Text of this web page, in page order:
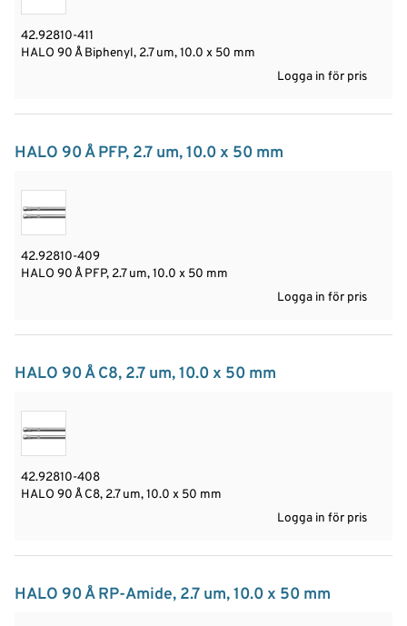
42.92810-411
HALO 90 Å Biphenyl, 2.7 um, 10.0 x 50 mm
Logga in för pris
HALO 90 Å PFP, 2.7 um, 10.0 x 50 mm
42.92810-409
HALO 90 Å PFP, 2.7 um, 10.0 x 50 mm
Logga in för pris
HALO 90 Å C8, 2.7 um, 10.0 x 50 mm
42.92810-408
HALO 90 Å C8, 2.7 um, 10.0 x 50 mm
Logga in för pris
HALO 90 Å RP-Amide, 2.7 um, 10.0 x 50 mm